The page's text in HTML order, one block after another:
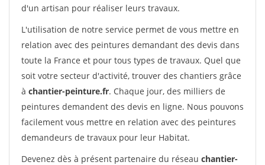
d'un artisan pour réaliser leurs travaux.
L'utilisation de notre service permet de vous mettre en
relation avec des peintures demandant des devis dans
toute la France et pour tous types de travaux. Quel que
soit votre secteur d'activité, trouver des chantiers grâce
à chantier-peinture.fr. Chaque jour, des milliers de
peintures demandent des devis en ligne. Nous pouvons
facilement vous mettre en relation avec des peintures
demandeurs de travaux pour leur Habitat.
Devenez dès à présent partenaire du réseau chantier-